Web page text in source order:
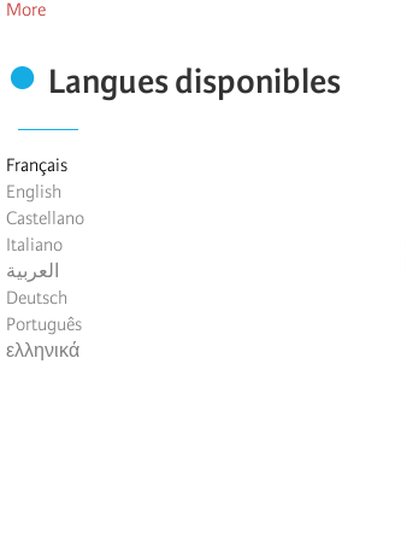
More
Langues disponibles
Français
English
Castellano
Italiano
العربية
Deutsch
Português
ελληνικά